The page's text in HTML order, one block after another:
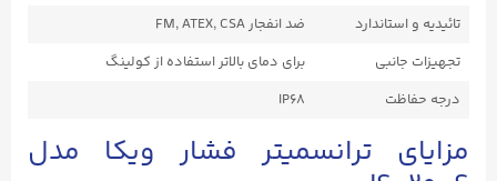
تائیدیه و استاندارد
ضد انفجار FM, ATEX, CSA
تجهیزات جانبی
برای دمای بالاتر استفاده از کولینگ
درجه حفاظت
IP68
مزایای ترانسمیتر فشار ویکا مدل